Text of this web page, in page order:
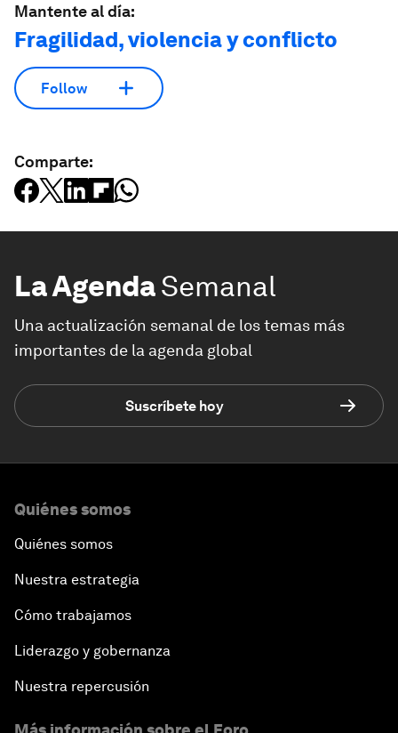
Mantente al día:
Fragilidad, violencia y conflicto
Follow
Comparte:
La AgendaSemanal
Una actualización semanal de los temas más
importantes de la agenda global
Suscríbete hoy
Quiénes somos
Quiénes somos
Nuestra estrategia
Cómo trabajamos
Liderazgo y gobernanza
Nuestra repercusión